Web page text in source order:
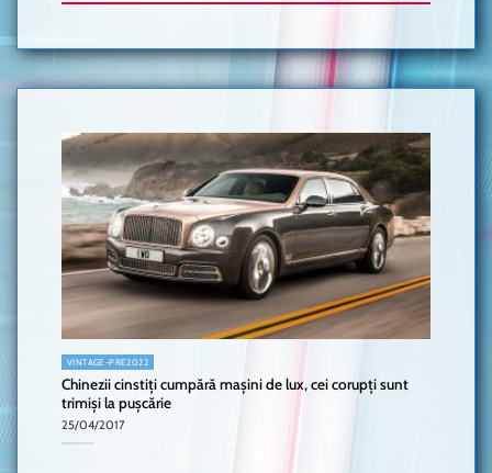
VINTAGE-PRE2022
Chinezii cinstiți cumpără mașini de lux, cei corupți sunt
trimiși la pușcărie
25/04/2017